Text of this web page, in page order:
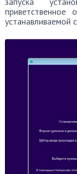
приветственное
устанавливаемой